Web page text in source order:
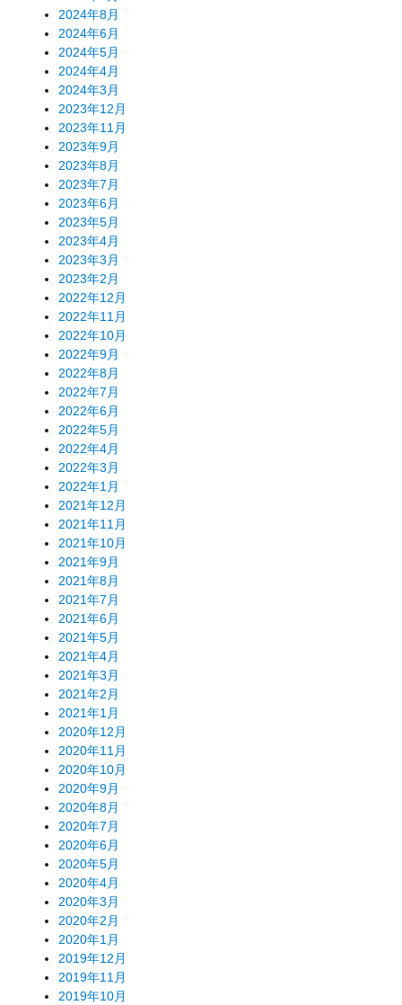
2024年8月
2024年6月
2024年5月
2024年4月
2024年3月
2023年12月
2023年11月
2023年9月
2023年8月
2023年7月
2023年6月
2023年5月
2023年4月
2023年3月
2023年2月
2022年12月
2022年11月
2022年10月
2022年9月
2022年8月
2022年7月
2022年6月
2022年5月
2022年4月
2022年3月
2022年1月
2021年12月
2021年11月
2021年10月
2021年9月
2021年8月
2021年7月
2021年6月
2021年5月
2021年4月
2021年3月
2021年2月
2021年1月
2020年12月
2020年11月
2020年10月
2020年9月
2020年8月
2020年7月
2020年6月
2020年5月
2020年4月
2020年3月
2020年2月
2020年1月
2019年12月
2019年11月
2019年10月